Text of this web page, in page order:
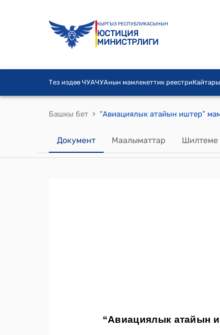
КЫРГЫЗ РЕСПУБЛИКАСЫНЫН
ЮСТИЦИЯ
МИНИСТРЛИГИ
Тез издөө ЧУАЧУАнын мамлекеттик реестри
Башкы бет ›
Документ Маалыматтар Шилтеме